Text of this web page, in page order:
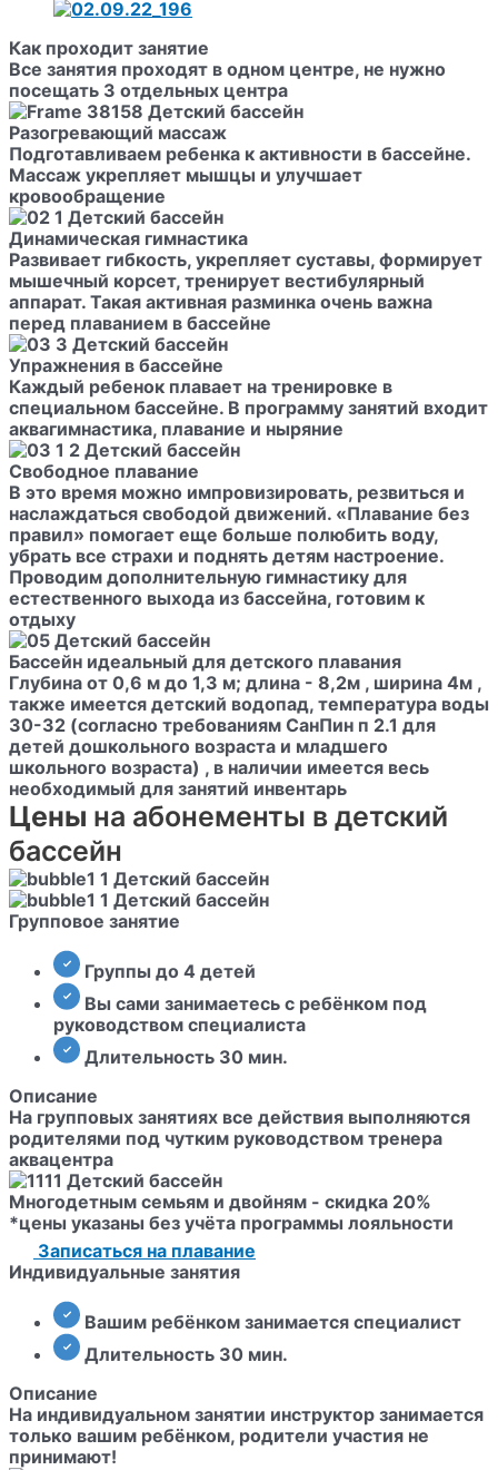
Как проходит занятие
Все занятия проходят в одном центре, не нужно
посещать 3 отдельных центра
Разогревающий массаж
Подготавливаем ребенка к активности в бассейне.
Массаж укрепляет мышцы и улучшает
кровообращение
Динамическая гимнастика
Развивает гибкость, укрепляет суставы, формирует
мышечный корсет, тренирует вестибулярный
аппарат. Такая активная разминка очень важна
перед плаванием в бассейне
Упражнения в бассейне
Каждый ребенок плавает на тренировке в
специальном бассейне. В программу занятий входит
аквагимнастика, плавание и ныряние
Свободное плавание
В это время можно импровизировать, резвиться и
наслаждаться свободой движений. «Плавание без
правил» помогает еще больше полюбить воду,
убрать все страхи и поднять детям настроение.
Проводим дополнительную гимнастику для
естественного выхода из бассейна, готовим к
отдыху
Бассейн идеальный для детского плавания
Глубина от 0,6 м до 1,3 м; длина - 8,2м , ширина 4м ,
также имеется детский водопад, температура воды
30-32 (согласно требованиям СанПин п 2.1 для
детей дошкольного возраста и младшего
школьного возраста) , в наличии имеется весь
необходимый для занятий инвентарь
Цены на абонементы в детский
бассейн
Групповое занятие
Группы до 4 детей
Вы сами занимаетесь с ребёнком под
руководством специалиста
Длительность 30 мин.
Описание
На групповых занятиях все действия выполняются
родителями под чутким руководством тренера
аквацентра
Многодетным семьям и двойням - скидка 20%
*цены указаны без учёта программы лояльности
Записаться на плавание
Индивидуальные занятия
Вашим ребёнком занимается специалист
Длительность 30 мин.
Описание
На индивидуальном занятии инструктор занимается
только вашим ребёнком, родители участия не
принимают!